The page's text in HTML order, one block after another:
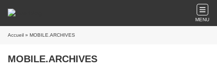
MENU
Accueil » MOBILE.ARCHIVES
MOBILE.ARCHIVES